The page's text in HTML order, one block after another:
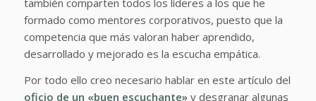
formado como mentores corporativos, puesto que la
competencia que más valoran haber aprendido,
desarrollado y mejorado es la escucha empática.
Por todo ello creo necesario hablar en este artículo del
oficio de un «buen escuchante»y desgranar algunas